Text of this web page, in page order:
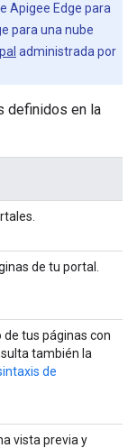
Apigee Edge para
para una nube
administrada por
definidos en la
de tu portal.
tus páginas con
también la
de
vista previa y